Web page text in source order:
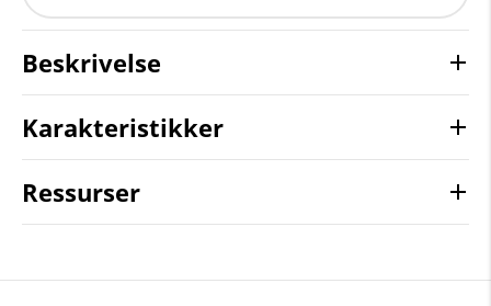
Beskrivelse
Karakteristikker
Ressurser